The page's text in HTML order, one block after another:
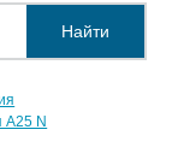
Найти
А25 N